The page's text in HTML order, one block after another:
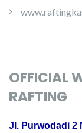
OFFICIAL
RAFTING
Jl. Purwodadi 2